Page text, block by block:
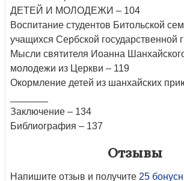
ДЕТЕЙ И МОЛОДЕЖИ – 104
Воспитание студентов Битольской
учащихся Сербской государственной
Мысли святителя Иоанна
молодежи из Церкви – 119
Окормление детей из шанхайских
Заключение – 134
Библиография – 137
Отзывы
Напишите отзыв и получите 25